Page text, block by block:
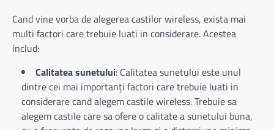
Cand vine vorba de alegerea castilor wireless, exista mai
multi factori care trebuie luati in considerare. Acestea
includ:
Calitatea sunetului: Calitatea sunetului este unul
dintre cei mai importanți factori care trebuie luati in
considerare cand alegem castile wireless. Trebuie sa
alegem castile care sa ofere o calitate a sunetului buna,